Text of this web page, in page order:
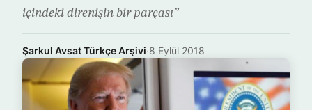
içindeki direnişin bir parçası”
Şarkul Avsat Türkçe Arşivi·8 Eylül 2018